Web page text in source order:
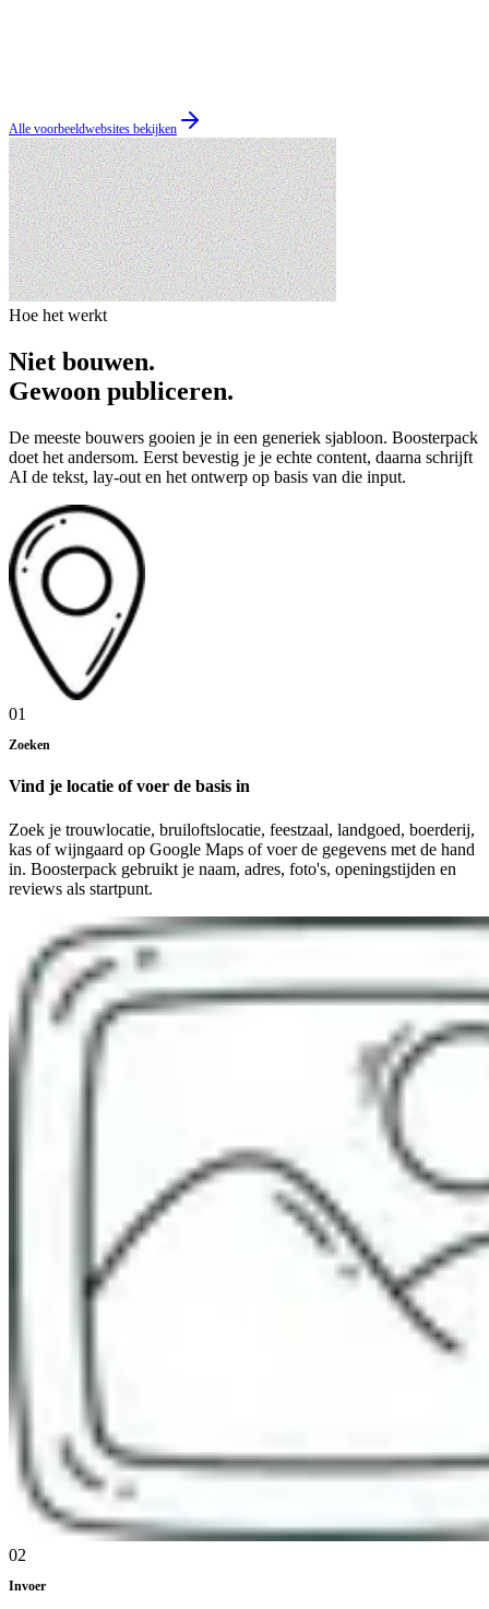
Alle voorbeeldwebsites bekijken
Hoe het werkt
Niet bouwen.
Gewoon publiceren.
De meeste bouwers gooien je in een generiek sjabloon. Boosterpack
doet het andersom. Eerst bevestig je je echte content, daarna schrijft
AI de tekst, lay-out en het ontwerp op basis van die input.
01
Zoeken
Vind je locatie of voer de basis in
Zoek je trouwlocatie, bruiloftslocatie, feestzaal, landgoed, boerderij,
kas of wijngaard op Google Maps of voer de gegevens met de hand
in. Boosterpack gebruikt je naam, adres, foto's, openingstijden en
reviews als startpunt.
02
Invoer